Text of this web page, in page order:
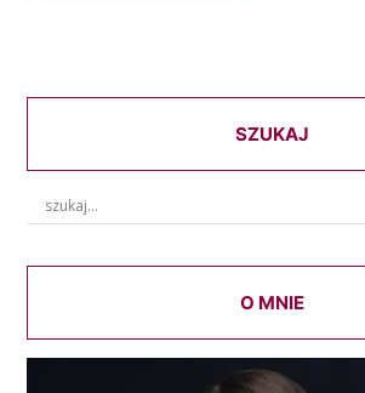
SZUKAJ
O MNIE